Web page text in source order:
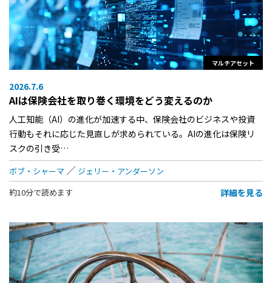
マルチアセット
2026.7.6
AIは保険会社を取り巻く環境をどう変えるのか
人工知能（AI）の進化が加速する中、保険会社のビジネスや投資
行動もそれに応じた見直しが求められている。AIの進化は保険リ
スクの引き受…
ボブ・シャーマ
ジェリー・アンダーソン
約10分で読めます
詳細を見る